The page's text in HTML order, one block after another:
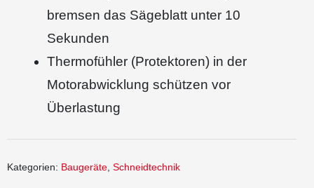
bremsen das Sägeblatt unter 10
Sekunden
Thermofühler (Protektoren) in der
Motorabwicklung schützen vor
Überlastung
Kategorien: Baugeräte, Schneidtechnik